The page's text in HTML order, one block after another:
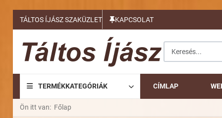
TÁLTOS ÍJÁSZ SZAKÜZLET KAPCSOLAT
TERMÉKKATEGÓRIÁK CÍMLAP
Ön itt van: Főlap